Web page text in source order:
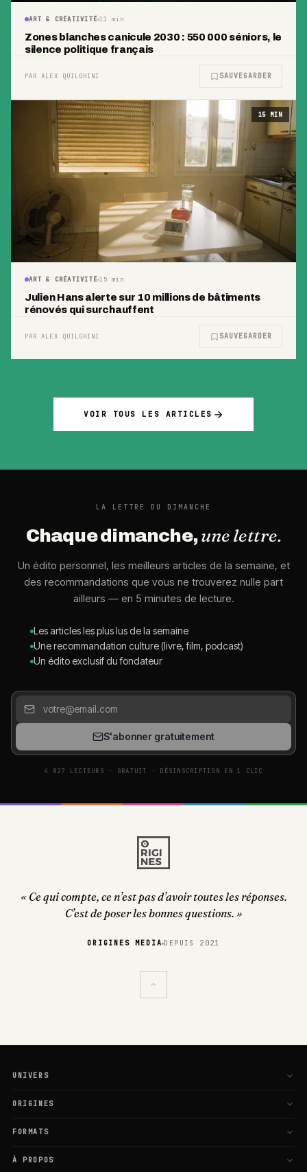
ART & CRÉATIVITÉ 11 min
Zones blanches canicule 2030 : 550 000 séniors, le
silence politique français
PAR ALEX QUILGHINI SAUVEGARDER
15 MIN
ART & CRÉATIVITÉ 15 min
Julien Hans alerte sur 10 millions de bâtiments
rénovés qui surchauffent
PAR ALEX QUILGHINI SAUVEGARDER
VOIR TOUS LES ARTICLES
LA LETTRE DU DIMANCHE
Chaque dimanche,une lettre.
Un édito personnel, les meilleurs articles de la semaine, et
des recommandations que vous ne trouverez nulle part
ailleurs — en 5 minutes de lecture.
Les articles les plus lus de la semaine
Une recommandation culture (livre, film, podcast)
Un édito exclusif du fondateur
S'abonner gratuitement
4 827 LECTEURS · GRATUIT · DÉSINSCRIPTION EN 1 CLIC
« Ce qui compte, ce n’est pas d’avoir toutes les réponses.
C’est de poser les bonnes questions. »
ORIGINES MEDIA DEPUIS 2021
UNIVERS
L'Esprit
Le Corps
ORIGINES
Galaxie
Média
FORMATS
Articles
À PROPOS